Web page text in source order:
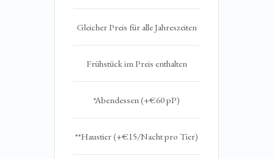
Gleicher Preis für alle Jahreszeiten
Frühstück im Preis enthalten
*Abendessen (+€60 pP)
**Haustier (+€15/Nacht pro Tier)